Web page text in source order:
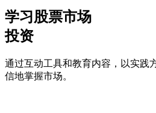
学习股票市场
投资
通过互动工具和教育内容，以实践
信地掌握市场。